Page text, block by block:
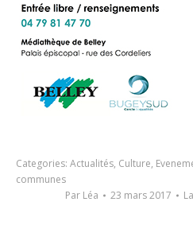
Categories: Actualités, Culture,
communes
Par Léa 23 mars 2017